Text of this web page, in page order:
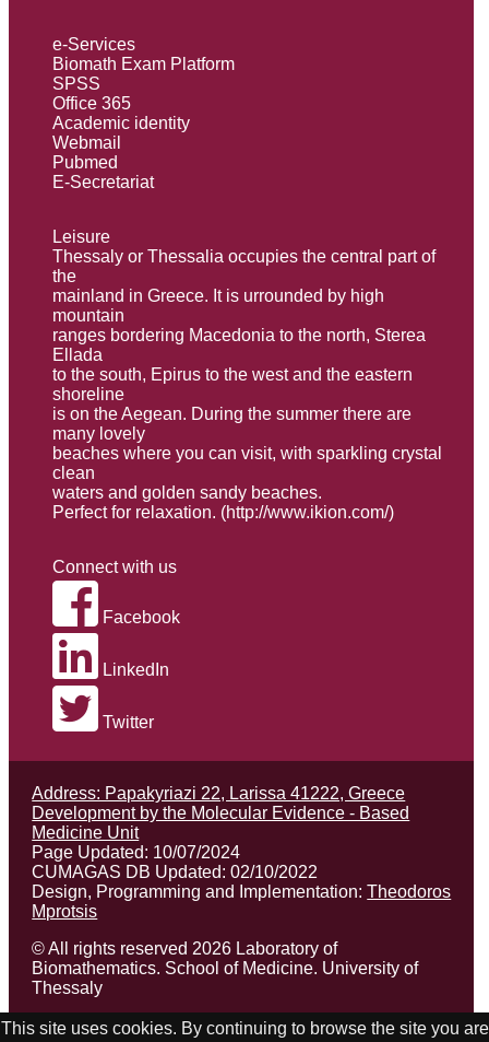
This site uses cookies. By continuing to browse the site you are
e-Services
Biomath Exam Platform
SPSS
Office 365
Academic identity
Webmail
Pubmed
E-Secretariat
Leisure
Thessaly or Thessalia occupies the central part of
the
mainland in Greece. It is urrounded by high
mountain
ranges bordering Macedonia to the north, Sterea
Ellada
to the south, Εpirus to the west and the eastern
shoreline
is on the Aegean. During the summer there are
many lovely
beaches where you can visit, with sparkling crystal
clean
waters and golden sandy beaches.
Perfect for relaxation. (http://www.ikion.com/)
Connect with us
Facebook
LinkedIn
Twitter
Address: Papakyriazi 22, Larissa 41222, Greece
Development by the Molecular Evidence - Based
Medicine Unit
Page Updated: 10/07/2024
CUMAGAS DB Updated: 02/10/2022
Design, Programming and Implementation:Theodoros
Mprotsis
© All rights reserved 2026 Laboratory of
Biomathematics. School of Medicine. University of
Thessaly
Cookie Policy|Privacy Policy